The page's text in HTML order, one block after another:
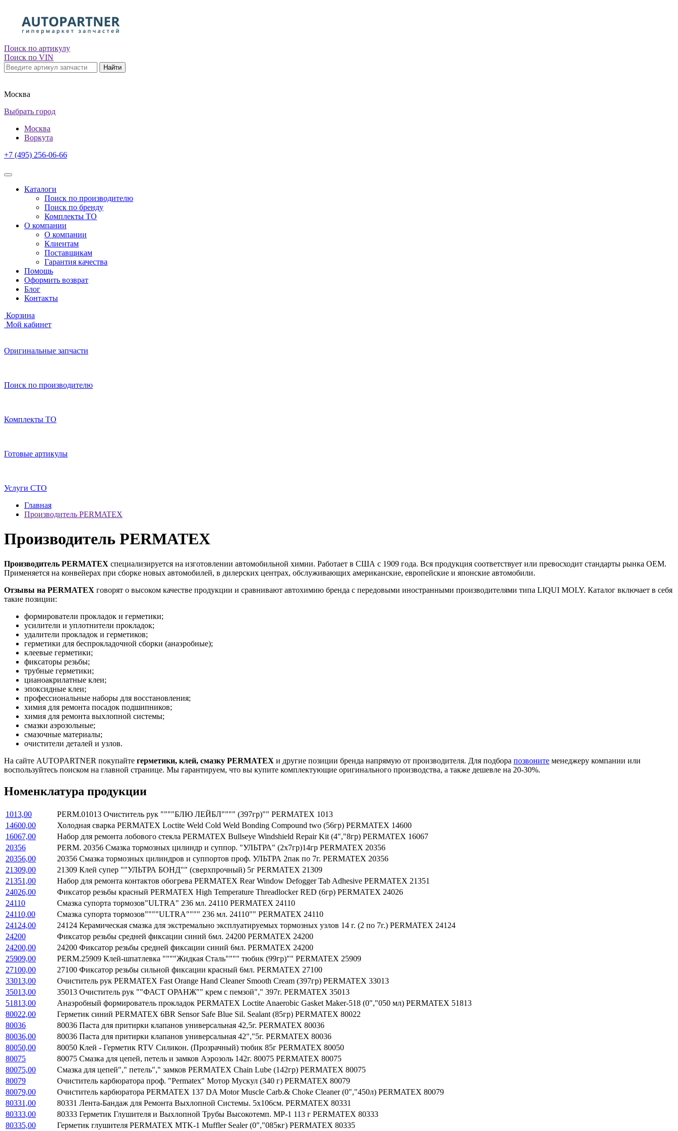
Поиск по артикулу
Поиск по VIN
Найти
Москва
Выбрать город
Москва
Воркута
+7 (495) 256-06-66
Каталоги
Поиск по производителю
Поиск по бренду
Комплекты ТО
О компании
О компании
Клиентам
Поставщикам
Гарантия качества
Помощь
Оформить возврат
Блог
Контакты
Корзина
Мой кабинет
Оригинальные запчасти
Поиск по производителю
Комплекты ТО
Готовые артикулы
Услуги СТО
Главная
Производитель PERMATEX
Производитель PERMATEX
Производитель PERMATEX специализируется на изготовлении автомобильной химии. Работает в США с 1909 года. Вся продукция соответствует или превосходит стандарты рынка OEM.
Применяется на конвейерах при сборке новых автомобилей, в дилерских центрах, обслуживающих американские, европейские и японские автомобили.
Отзывы на PERMATEX говорят о высоком качестве продукции и сравнивают автохимию бренда с передовыми иностранными производителями типа LIQUI MOLY. Каталог включает в себя
такие позиции:
формирователи прокладок и герметики;
усилители и уплотнители прокладок;
удалители прокладок и герметиков;
герметики для беспрокладочной сборки (анаэробные);
клеевые герметики;
фиксаторы резьбы;
трубные герметики;
цианоакрилатные клеи;
эпоксидные клеи;
профессиональные наборы для восстановления;
химия для ремонта посадок подшипников;
химия для ремонта выхлопной системы;
смазки аэрозольные;
смазочные материалы;
очистители деталей и узлов.
На сайте AUTOPARTNER покупайте герметики, клей, смазку PERMATEX и другие позиции бренда напрямую от производителя. Для подбора позвоните менеджеру компании или
воспользуйтесь поиском на главной странице. Мы гарантируем, что вы купите комплектующие оригинального производства, а также дешевле на 20-30%.
Номенклатура продукции
1013,00
PERM.01013 Очиститель рук """"БЛЮ ЛЕЙБЛ"""" (397гр)"" PERMATEX 1013
14600,00
Холодная сварка PERMATEX Loctite Weld Cold Weld Bonding Compound two (56гр) PERMATEX 14600
16067,00
Набор для ремонта лобового стекла PERMATEX Bullseye Windshield Repair Kit (4","8гр) PERMATEX 16067
20356
PERM. 20356 Смазка тормозных цилиндр и суппор. "УЛЬТРА" (2x7гр)14гр PERMATEX 20356
20356,00
20356 Смазка тормозных цилиндров и суппортов проф. УЛЬТРА 2пак по 7г. PERMATEX 20356
21309,00
21309 Клей супер ""УЛЬТРА БОНД"" (сверхпрочный) 5г PERMATEX 21309
21351,00
Набор для ремонта контактов обогрева PERMATEX Rear Window Defogger Tab Adhesive PERMATEX 21351
24026,00
Фиксатор резьбы красный PERMATEX High Temperature Threadlocker RED (6гр) PERMATEX 24026
24110
Смазка супорта тормозов"ULTRA" 236 мл. 24110 PERMATEX 24110
24110,00
Смазка супорта тормозов""""ULTRA"""" 236 мл. 24110"" PERMATEX 24110
24124,00
24124 Керамическая смазка для экстремально эксплуатируемых тормозных узлов 14 г. (2 по 7г.) PERMATEX 24124
24200
Фиксатор резьбы средней фиксации синий 6мл. 24200 PERMATEX 24200
24200,00
24200 Фиксатор резьбы средней фиксации синий 6мл. PERMATEX 24200
25909,00
PERM.25909 Клей-шпатлевка """"Жидкая Сталь"""" тюбик (99гр)"" PERMATEX 25909
27100,00
27100 Фиксатор резьбы сильной фиксации красный 6мл. PERMATEX 27100
33013,00
Очиститель рук PERMATEX Fast Orange Hand Cleaner Smooth Cream (397гр) PERMATEX 33013
35013,00
35013 Очиститель рук ""ФАСТ ОРАНЖ"" крем с пемзой"," 397г. PERMATEX 35013
51813,00
Анаэробный формирователь прокладок PERMATEX Loctite Anaerobic Gasket Maker-518 (0","050 мл) PERMATEX 51813
80022,00
Герметик синий PERMATEX 6BR Sensor Safe Blue Sil. Sealant (85гр) PERMATEX 80022
80036
80036 Паста для притирки клапанов универсальная 42,5г. PERMATEX 80036
80036,00
80036 Паста для притирки клапанов универсальная 42","5г. PERMATEX 80036
80050,00
80050 Клей - Герметик RTV Силикон. (Прозрачный) тюбик 85г PERMATEX 80050
80075
80075 Смазка для цепей, петель и замков Аэрозоль 142г. 80075 PERMATEX 80075
80075,00
Смазка для цепей"," петель"," замков PERMATEX Chain Lube (142гр) PERMATEX 80075
80079
Очиститель карбюратора проф. "Permatex" Мотор Мускул (340 г) PERMATEX 80079
80079,00
Очиститель карбюратора PERMATEX 137 DA Motor Muscle Carb.& Choke Cleaner (0","450л) PERMATEX 80079
80331,00
80331 Лента-Бандаж для Ремонта Выхлопной Системы. 5х106см. PERMATEX 80331
80333,00
80333 Герметик Глушителя и Выхлопной Трубы Высокотемп. MР-1 113 г PERMATEX 80333
80335,00
Герметик глушителя PERMATEX MTK-1 Muffler Sealer (0","085кг) PERMATEX 80335